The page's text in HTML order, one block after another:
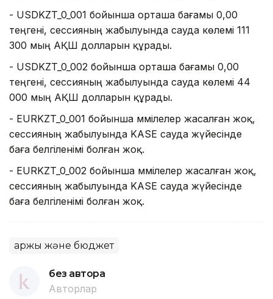
- USDKZT_0_001 бойынша орташа бағамы 0,00
теңгені, сессияның жабылуында сауда көлемі 111
300 мың АҚШ долларын құрады.
- USDKZT_0_002 бойынша орташа бағамы 0,00
теңгені, сессияның жабылуында сауда көлемі 44
000 мың АҚШ долларын құрады.
- EURKZT_0_001 бойынша мәмілелер жасалған жоқ,
сессияның жабылуында KASE сауда жүйесінде
баға белгіленімі болған жоқ.
- EURKZT_0_002 бойынша мәмілелер жасалған жоқ,
сессияның жабылуында KASE сауда жүйесінде
баға белгіленімі болған жоқ.
Қаржы және бюджет
без автора
Авторлар